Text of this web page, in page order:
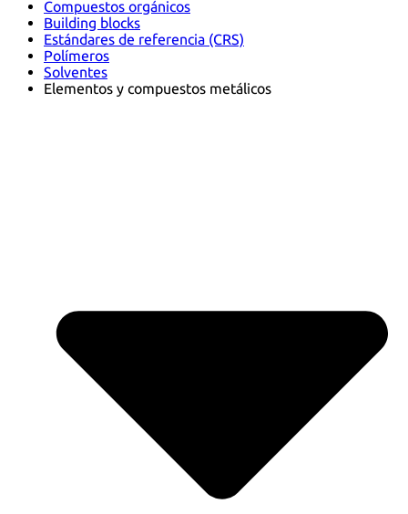
Compuestos orgánicos
Building blocks
Estándares de referencia (CRS)
Polímeros
Solventes
Elementos y compuestos metálicos